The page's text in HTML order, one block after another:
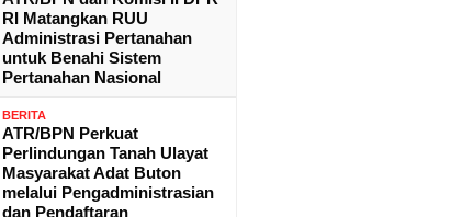
RI Matangkan RUU
Administrasi Pertanahan
untuk Benahi Sistem
Pertanahan Nasional
BERITA
ATR/BPN Perkuat
Perlindungan Tanah Ulayat
Masyarakat Adat Buton
melalui Pengadministrasian
dan Pendaftaran